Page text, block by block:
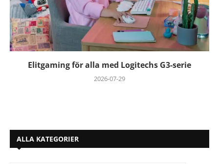
Elitgaming för alla med Logitechs G3-serie
2026-07-29
ALLA KATEGORIER